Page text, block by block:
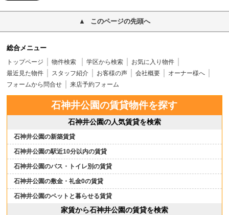
このページの先頭へ
総合メニュー
トップページ 物件検索 学区から検索
お気に入り物件
最近見た物件
スタッフ紹介 お客様の声 会社概要
オーナー様へ
フォームから問合せ
来店予約フォーム
石神井公園の賃貸物件を探す
石神井公園の人気賃貸を検索
石神井公園の新築賃貸
石神井公園の駅近10分以内の賃貸
石神井公園のバス・トイレ別の賃貸
石神井公園の敷金・礼金0の賃貸
石神井公園のペットと暮らせる賃貸
家賃から石神井公園の賃貸を検索